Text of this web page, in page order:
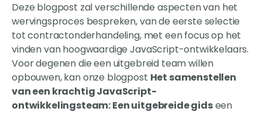
Deze blogpost zal verschillende aspecten van het
wervingsproces bespreken, van de eerste selectie
tot contractonderhandeling, met een focus op het
vinden van hoogwaardige JavaScript-ontwikkelaars.
Voor degenen die een uitgebreid team willen
opbouwen, kan onze blogpost Het samenstellen
van een krachtig JavaScript-
ontwikkelingsteam: Een uitgebreide gidseen